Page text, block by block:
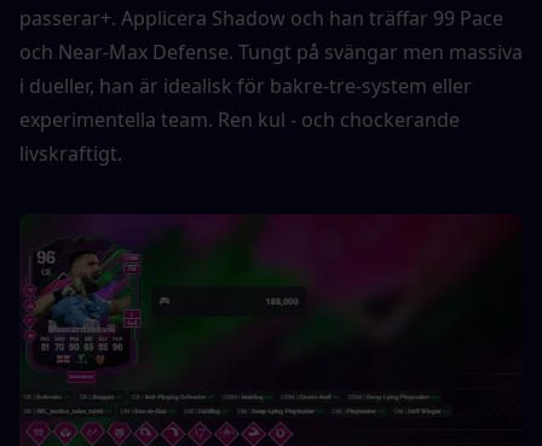
passerar+. Applicera Shadow och han träffar 99 Pace
och Near-Max Defense. Tungt på svängar men massiva
i dueller, han är idealisk för bakre-tre-system eller
experimentella team. Ren kul - och chockerande
livskraftigt.